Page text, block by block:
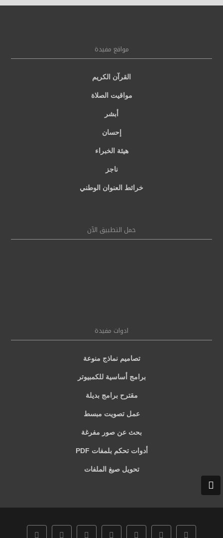
مواقع مفيدة
القرآن الكريم
مواقيت الصلاة
أبشر
إحسان
هيئة الخبراء
ناجز
خرائط العنوان الوطني
حمل التطبيق الآن
ادوات مفيدة
تصاميم نماذج منوعة
برامج أساسية للكمبيوتر
مقترح برامج بديلة
عمل تصويت مبسط
بحث عن صور مفرغة
أدوات تحكم بلمفات PDF
تحويل صيغ الملفات